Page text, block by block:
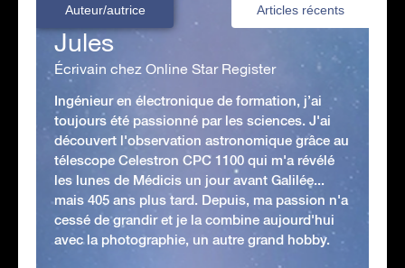
Auteur/autrice Articles récents
Jules
Écrivain chez Online Star Register
Ingénieur en électronique de formation, j’ai
toujours été passionné par les sciences. J'ai
découvert l'observation astronomique grâce au
télescope Celestron CPC 1100 qui m'a révélé
les lunes de Médicis un jour avant Galilée...
mais 405 ans plus tard. Depuis, ma passion n'a
cessé de grandir et je la combine aujourd'hui
avec la photographie, un autre grand hobby.